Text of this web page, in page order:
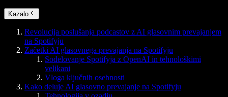
Kazalo
Revolucija poslušanja podcastov z AI glasovnim prevajanjem
na Spotifyju
Začetki AI glasovnega prevajanja na Spotifyju
Sodelovanje Spotifyja z OpenAI in tehnološkimi
velikani
Vloga ključnih osebnosti
Kako deluje AI glasovno prevajanje na Spotifyju